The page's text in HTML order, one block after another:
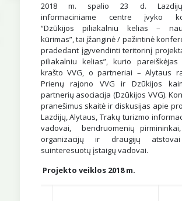
2018 m. spalio 23 d.
informaciniame centre įvyko
“Dzūkijos piliakalniu kelias –
kūrimas”, tai įžanginė / pažintinė
pradedant įgyvendinti teritorinį
piliakalniu kelias”, kurio
krašto VVG, o partneriai – Alytaus
Prienų rajono VVG ir Dzūkijos
partnerių asociacija (Dzūkijos VVG).
pranešimus skaitė ir diskusijas apie
Lazdijų, Alytaus, Trakų turizmo
vadovai, bendruomenių
organizacijų ir draugijų
suinteresuotų įstaigų vadovai.
Projekto veiklos 2018 m.